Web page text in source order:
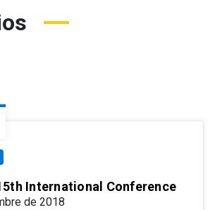
International Conference
de 2018